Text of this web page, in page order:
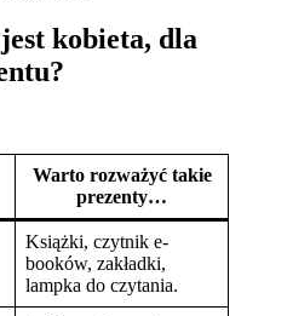
kobieta, dla
Warto rozważyć takie
prezenty…
Książki, czytnik e-
booków, zakładki,
lampka do czytania.